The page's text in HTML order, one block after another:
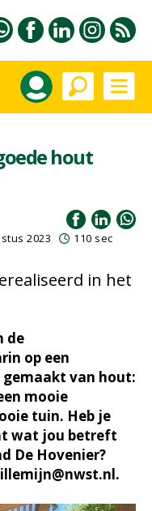
hout
2023 110 sec
in het
de
op een
gemaakt van hout:
mooie
tuin. Heb je
wat jou betreft
De Hovenier?